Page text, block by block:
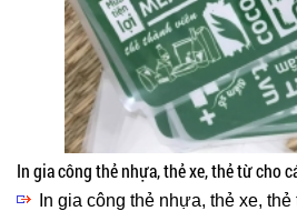
In gia công thẻ nhựa, thẻ xe, thẻ từ cho
In gia công thẻ nhựa, thẻ xe,